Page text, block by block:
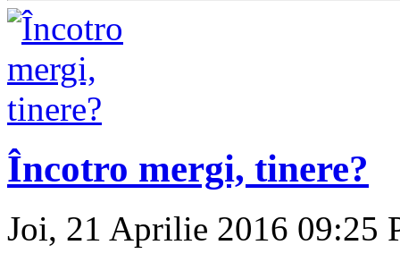
Încotro mergi, tinere?
Joi, 21 Aprilie 2016 09:25